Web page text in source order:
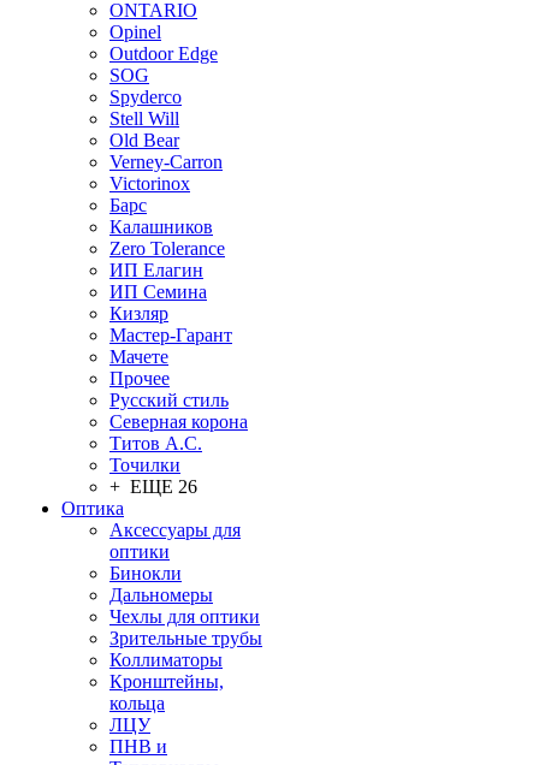
ONTARIO
Opinel
Outdoor Edge
SOG
Spyderco
Stell Will
Old Bear
Verney-Carron
Victorinox
Барс
Калашников
Zero Tolerance
ИП Елагин
ИП Семина
Кизляр
Мастер-Гарант
Мачете
Прочее
Русский стиль
Северная корона
Титов А.С.
Точилки
+ ЕЩЕ 26
Оптика
Аксессуары для
оптики
Бинокли
Дальномеры
Чехлы для оптики
Зрительные трубы
Коллиматоры
Кронштейны,
кольца
ЛЦУ
ПНВ и